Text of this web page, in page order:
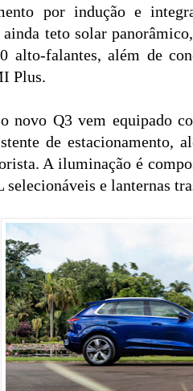
por indução e
teto solar
alto-falantes, além de
Plus.
novo Q3 vem equipado
de estacionamento,
A iluminação é
selecionáveis e lanternas